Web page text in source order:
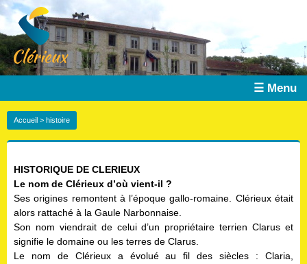
☰ Menu
Accueil > histoire
HISTORIQUE DE CLERIEUX
Le nom de Clérieux d’où vient-il ?
Ses origines remontent à l’époque gallo-romaine. Clérieux était
alors rattaché à la Gaule Narbonnaise.
Son nom viendrait de celui d’un propriétaire terrien Clarus et
signifie le domaine ou les terres de Clarus.
Le nom de Clérieux a évolué au fil des siècles : Claria,